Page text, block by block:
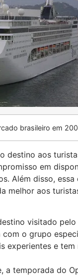
brasileiro em
destino aos
em
Além disso,
aos
visitado
o grupo
experientes e
temporada do